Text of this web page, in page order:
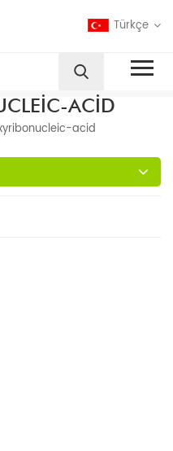
Türkçe
ACID
acid